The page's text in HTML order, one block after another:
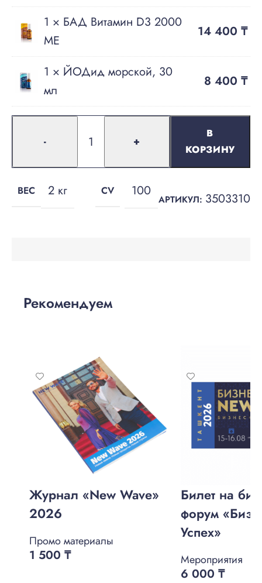
1 × БАД Витамин D3 2000
ME
14 400 ₸
1 × ЙОДид морской, 30
мл
8 400 ₸
- +
В
КОРЗИНУ
ВЕС 2 кг CV 100
АРТИКУЛ: 3503310
Рекомендуем
Журнал «New Wave»
2026
Промо материалы
1 500 ₸
Билет на
форум
Успех»
Мероприятия
6 000 ₸